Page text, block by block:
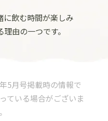
に飲む時間が楽しみ
由の一つです。
5月号掲載時の情報で
ている場合がございま